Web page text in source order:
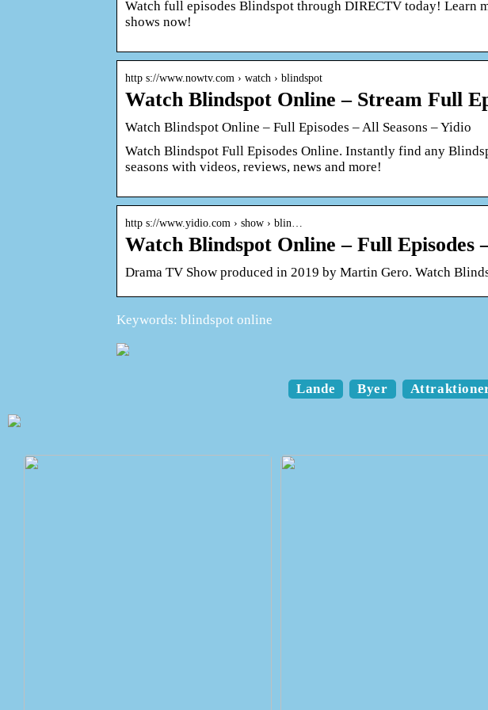
Watch full episodes Blindspot through DIRECTV today! Learn
shows now!
http s://www.nowtv.com › watch › blindspot
Watch Blindspot Online – Stream Full
Watch Blindspot Online – Full Episodes – All Seasons – Yidio
Watch Blindspot Full Episodes Online. Instantly find any
seasons with videos, reviews, news and more!
http s://www.yidio.com › show › blin…
Watch Blindspot Online – Full Episodes
Drama TV Show produced in 2019 by Martin Gero. Watch
Keywords: blindspot online
Lande Byer